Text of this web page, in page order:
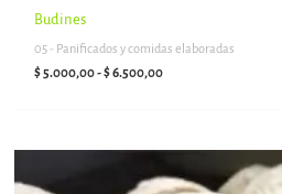
Budines
05 - Panificados y comidas elaboradas
$5.000,00-$6.500,00